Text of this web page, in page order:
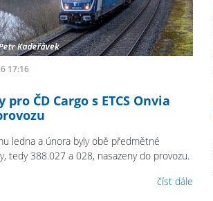
17:16
pro ČD Cargo s ETCS Onvia
ledna a února byly obě předmětné
tedy 388.027 a 028, nasazeny do provozu.
číst dále